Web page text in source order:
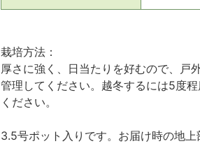
栽培方法：
厚さに強く、日当たりを好むので、戸
管理してください。越冬するには5度
ください。
3.5号ポット入りです。お届け時の地